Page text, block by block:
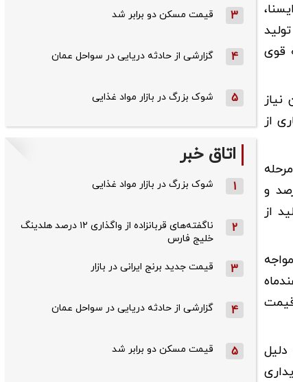
قوی
نیاز
از
اعمال شد که بر اساس آن قیمت پودر‌های شوینده ۲۰ درصد، صابون‌ها ۲۵ درصد و
از
به پایان اعتبار مصوبه‌ای است که در تاریخ ۹ اسفندماه
سال جاری) قیمت
3 قیمت مسکن دو برابر شد
4 گزارشی از حادثه دریایی در سواحل عمان
5 شوک بزرگ در بازار مواد غذایی
اتاق خبر
1 شوک بزرگ در بازار مواد غذایی
2
ناگفته‌های قربانزاده از واگذاری ۱۲ درصد هلدینگ
خلیج فارس
3 قیمت جدید برنج ایرانی در بازار
4 گزارشی از حادثه دریایی در سواحل عمان
5 قیمت مسکن دو برابر شد